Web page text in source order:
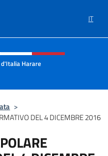
IT
e menù
Harare
>
DEL 4 DICEMBRE 2016